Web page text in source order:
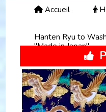
Accueil
Hanten Ryu to
"Made in Japan"